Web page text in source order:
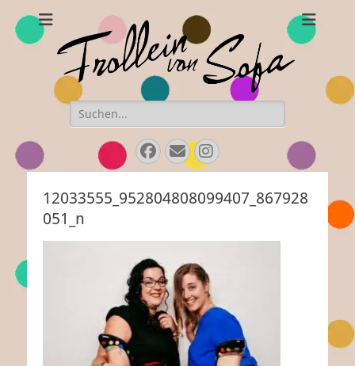
Frollein von Sofa
Handgefertigte Hüte und Accessoires
Suchen
nach:
Facebook
E-
Mail
Instagram
12033555_952804808099407_867928
051_n